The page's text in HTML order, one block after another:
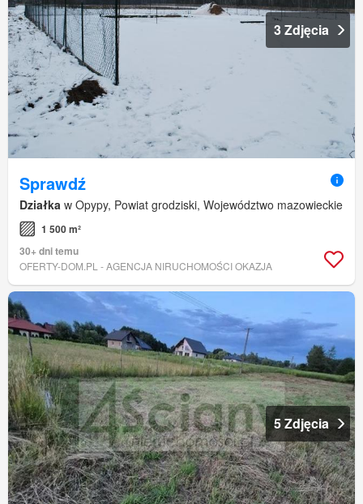
3 Zdjęcia
Sprawdź
Działka w Opypy, Powiat grodziski, Województwo mazowieckie
1 500 m²
30+ dni temu
OFERTY-DOM.PL - AGENCJA NIRUCHOMOŚCI OKAZJA
5 Zdjęcia